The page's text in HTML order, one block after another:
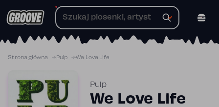
do
Strona główna Pulp We Love Life
Pulp
We Love Life